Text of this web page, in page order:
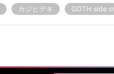
カジヒデキ GOTH side